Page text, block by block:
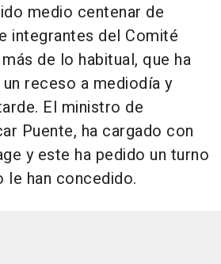
medio centenar de
integrantes del Comité
de lo habitual, que ha
receso a mediodía y
El ministro de
Puente, ha cargado con
y este ha pedido un turno
le han concedido.